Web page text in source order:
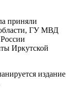
приняли
ГУ МВД
Иркутской
издание